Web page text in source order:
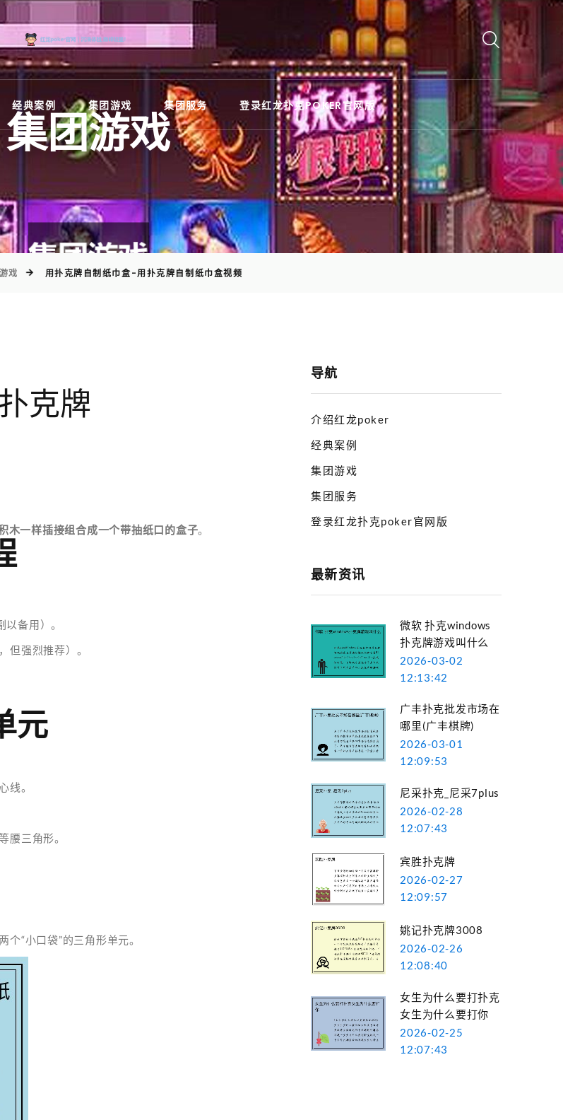
经典案例 集团游戏 集团服务 登录红龙扑克POKER官网版
)
集团游戏
戏 用扑克牌自制纸巾盒-用扑克牌自制纸巾盒视频
克牌
木一样插接组合成一个带抽纸口的盒子。
备用）。
但强烈推荐）。
元
线。
腰三角形。
“小口袋”的三角形单元。
导航
介绍红龙poker
经典案例
集团游戏
集团服务
登录红龙扑克poker官网版
最新资讯
微软 扑克windows
扑克牌游戏叫什么
2026-03-02
12:13:42
广丰扑克批发市场在
哪里(广丰棋牌)
2026-03-01
12:09:53
尼采扑克_尼采7plus
2026-02-28
12:07:43
宾胜扑克牌
2026-02-27
12:09:57
姚记扑克牌3008
2026-02-26
12:08:40
女生为什么要打扑克
女生为什么要打你
2026-02-25
12:07:43